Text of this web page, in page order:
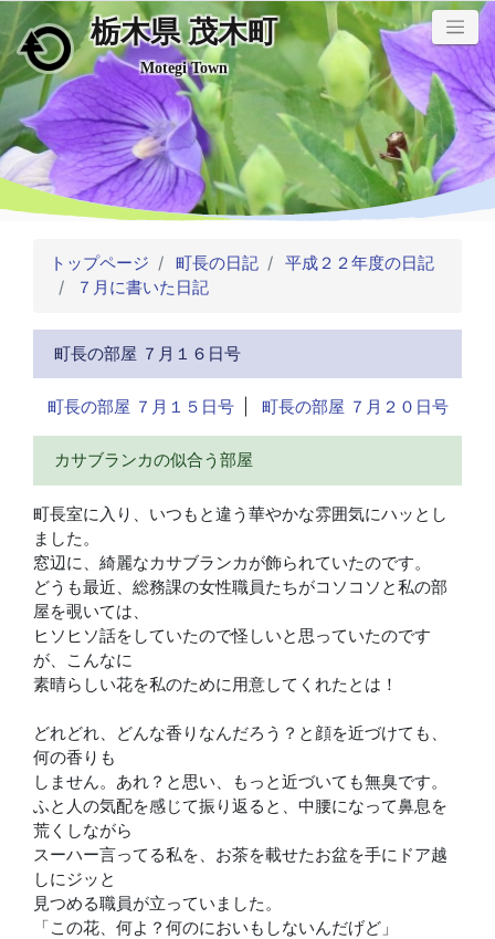
メインコンテンツにスキップ
栃木県 茂木町
Motegi Town
トップページ 町長の日記
平成２２年度の日記
７月に書いた日記
町長の部屋 ７月１６日号
町長の部屋 ７月１５日号| 町長の部屋 ７月２０日号
カサブランカの似合う部屋
町長室に入り、いつもと違う華やかな雰囲気にハッとし
ました。
窓辺に、綺麗なカサブランカが飾られていたのです。
どうも最近、総務課の女性職員たちがコソコソと私の部
屋を覗いては、
ヒソヒソ話をしていたので怪しいと思っていたのです
が、こんなに
素晴らしい花を私のために用意してくれたとは！
どれどれ、どんな香りなんだろう？と顔を近づけても、
何の香りも
しません。あれ？と思い、もっと近づいても無臭です。
ふと人の気配を感じて振り返ると、中腰になって鼻息を
荒くしながら
スーハー言ってる私を、お茶を載せたお盆を手にドア越
しにジッと
見つめる職員が立っていました。
「この花、何よ？何のにおいもしないんだげど」